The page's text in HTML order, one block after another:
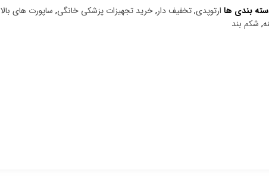
بندی ها ارتوپدی,تخفیف دار,خرید تجهیزات پزشکی خانگی, ساپورت های بالا
, شکم بند